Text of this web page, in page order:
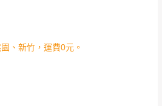
、新竹，運費0元。